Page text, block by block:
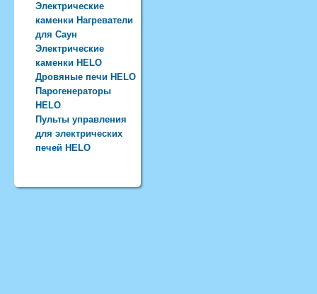
Электрические
каменки Нагреватели
для Саун
Электрические
каменки HELO
Дровяные печи HELO
Парогенераторы
HELO
Пульты управления
для электрических
печей HELO